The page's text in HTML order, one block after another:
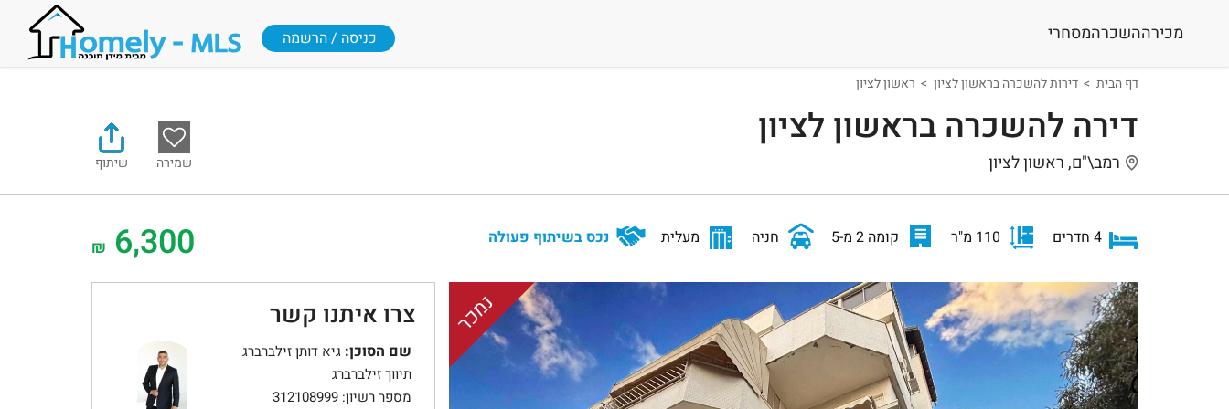
מכירההשכרהמסחרי כניסה / הרשמה
דף הבית דירות להשכרה בראשון לציון ראשון לציון
דירה להשכרה בראשון לציון
רמב\"ם, ראשון לציון שמירה שיתוף
6,300
₪ 4 חדרים 110 מ"ר קומה 2 מ-5 חניה מעלית נכס בשיתוף פעולה
צרו איתנו קשר
שם הסוכן: גיא דותן זילברברג
תיווך זילברברג
מספר רשיון: 312108999
נמכר